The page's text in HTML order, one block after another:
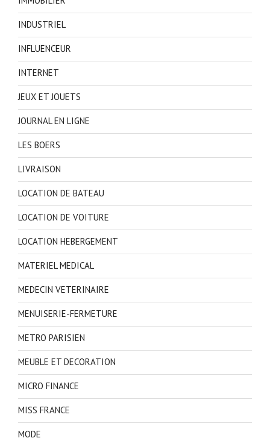
INDUSTRIEL
INFLUENCEUR
INTERNET
JEUX ET JOUETS
JOURNAL EN LIGNE
LES BOERS
LIVRAISON
LOCATION DE BATEAU
LOCATION DE VOITURE
LOCATION HEBERGEMENT
MATERIEL MEDICAL
MEDECIN VETERINAIRE
MENUISERIE-FERMETURE
METRO PARISIEN
MEUBLE ET DECORATION
MICRO FINANCE
MISS FRANCE
MODE